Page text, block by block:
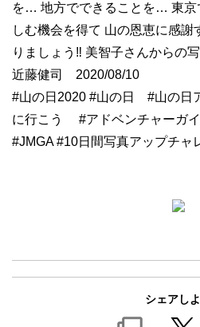
を… 地方でできることを… 東
しむ機会を得て 山の恩恵に感
りましょう‼️ 美智子さんからの
近藤健司 2020/08/10
#山の日2020 #山の日 #山の日
に行こう #アドベンチャーガ
#JMGA #10日間写真アップチャ
シェアし